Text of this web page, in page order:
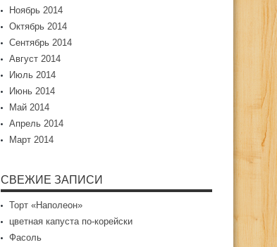
Ноябрь 2014
Октябрь 2014
Сентябрь 2014
Август 2014
Июль 2014
Июнь 2014
Май 2014
Апрель 2014
Март 2014
СВЕЖИЕ ЗАПИСИ
Торт «Наполеон»
цветная капуста по-корейски
Фасоль